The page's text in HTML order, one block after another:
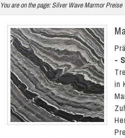
You are on the page: Silver Wave Marmor Preise
-
in